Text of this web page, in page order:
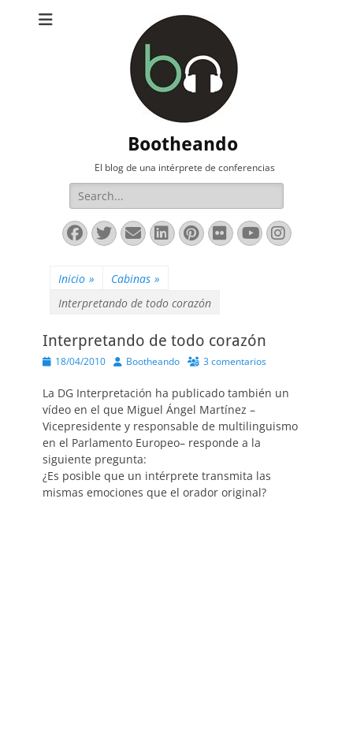
Bootheando
El blog de una intérprete de conferencias
Buscar:
Facebook
Twitter
Correo
electrónico
LinkedIn
Pinterest
FlickrYouTube
Inicio » Cabinas »
Interpretando de todo corazón
Interpretando de todo corazón
Publicado
18/04/2010 AutorBootheando 3 comentarios
La DG Interpretación ha publicado también un
vídeo en el que Miguel Ángel Martínez –
Vicepresidente y responsable de multilinguismo
en el Parlamento Europeo– responde a la
siguiente pregunta:
¿Es posible que un intérprete transmita las
mismas emociones que el orador original?